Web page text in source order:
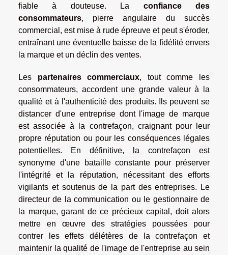
fiable à douteuse. La confiance des
consommateurs, pierre angulaire du succès
commercial, est mise à rude épreuve et peut s'éroder,
entraînant une éventuelle baisse de la fidélité envers
la marque et un déclin des ventes.
Les partenaires commerciaux, tout comme les
consommateurs, accordent une grande valeur à la
qualité et à l'authenticité des produits. Ils peuvent se
distancer d'une entreprise dont l'image de marque
est associée à la contrefaçon, craignant pour leur
propre réputation ou pour les conséquences légales
potentielles. En définitive, la contrefaçon est
synonyme d'une bataille constante pour préserver
l'intégrité et la réputation, nécessitant des efforts
vigilants et soutenus de la part des entreprises. Le
directeur de la communication ou le gestionnaire de
la marque, garant de ce précieux capital, doit alors
mettre en œuvre des stratégies poussées pour
contrer les effets délétères de la contrefaçon et
maintenir la qualité de l'image de l'entreprise au sein